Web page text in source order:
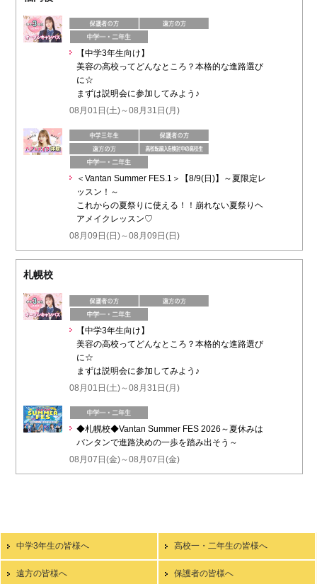
【中学3年生向け】
美容の高校ってどんなところ？本格的な進路選び
に☆
まずは説明会に参加してみよう♪
08月01日(土)～08月31日(月)
＜Vantan Summer FES.1＞【8/9(日)】～夏限定レ
ッスン！～
これからの夏祭りに使える！！崩れない夏祭りヘ
アメイクレッスン♡
08月09日(日)～08月09日(日)
札幌校
【中学3年生向け】
美容の高校ってどんなところ？本格的な進路選び
に☆
まずは説明会に参加してみよう♪
08月01日(土)～08月31日(月)
◆札幌校◆Vantan Summer FES 2026～夏休みは
バンタンで進路決めの一歩を踏み出そう～
08月07日(金)～08月07日(金)
中学3年生の皆様へ 高校一・二年生の皆様へ
遠方の皆様へ 保護者の皆様へ